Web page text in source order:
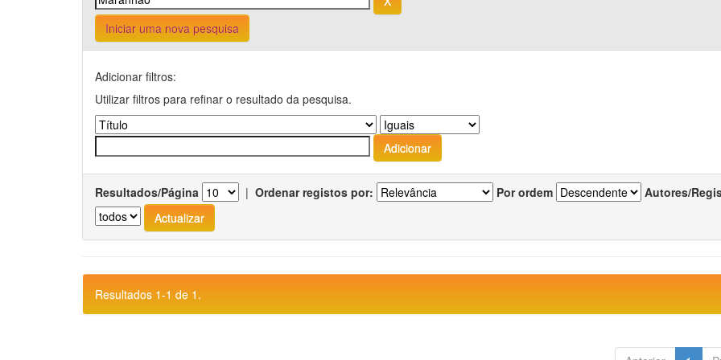
Iniciar uma nova pesquisa
Adicionar filtros:
Utilizar filtros para refinar o resultado da pesquisa.
Resultados/Página | Ordenar registos por: Por ordem Autores/
Resultados 1-1 de 1.